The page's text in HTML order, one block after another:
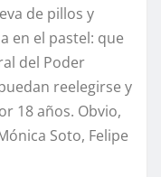
de pillos y
en el pastel: que
del Poder
reelegirse y
18 años. Obvio,
Soto, Felipe